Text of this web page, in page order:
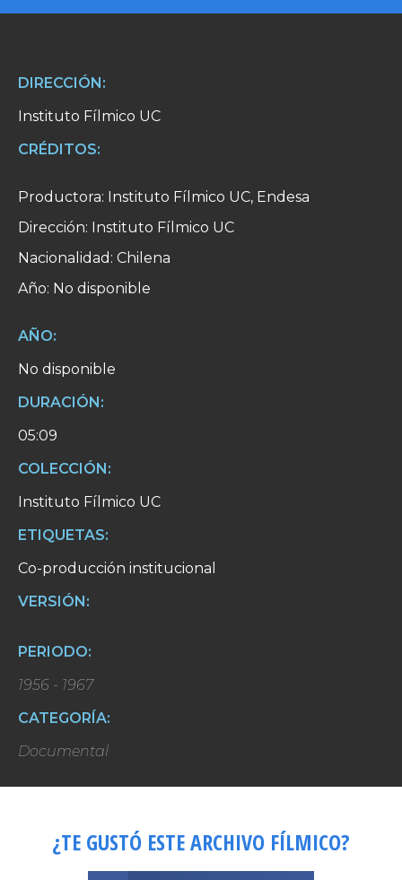
DIRECCIÓN:
Instituto Fílmico UC
CRÉDITOS:
Productora: Instituto Fílmico UC, Endesa
Dirección: Instituto Fílmico UC
Nacionalidad: Chilena
Año: No disponible
AÑO:
No disponible
DURACIÓN:
05:09
COLECCIÓN:
Instituto Fílmico UC
ETIQUETAS:
Co-producción institucional
VERSIÓN:
PERIODO:
1956 - 1967
CATEGORÍA:
Documental
¿TE GUSTÓ ESTE ARCHIVO FÍLMICO?